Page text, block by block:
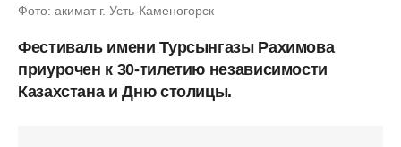
Фото: акимат г. Усть-Каменогорск
Фестиваль имени Турсынгазы Рахимова
приурочен к 30-тилетию независимости
Казахстана и Дню столицы.